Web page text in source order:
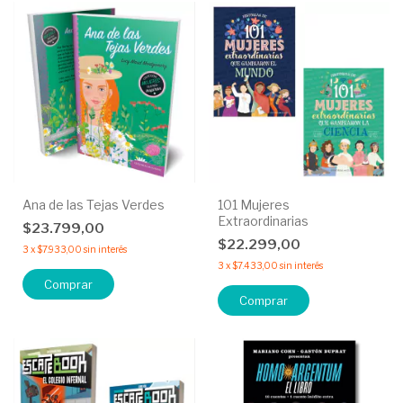
Ana de las Tejas Verdes
$23.799,00
3 x$7.933,00 sin interés
101 Mujeres
Extraordinarias
$22.299,00
3 x$7.433,00 sin interés
Comprar